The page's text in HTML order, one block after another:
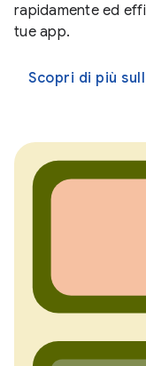
rapidamente ed
tue app.
Scopri di più